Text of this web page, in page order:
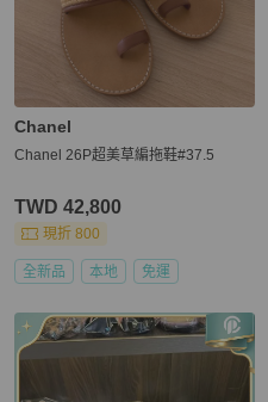
Chanel
Chanel 26P超美草編拖鞋#37.5
TWD 42,800
現折 800
全新品 本地 免運